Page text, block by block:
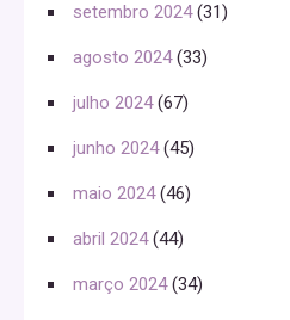
setembro 2024(31)
agosto 2024(33)
julho 2024(67)
junho 2024(45)
maio 2024(46)
abril 2024(44)
março 2024(34)